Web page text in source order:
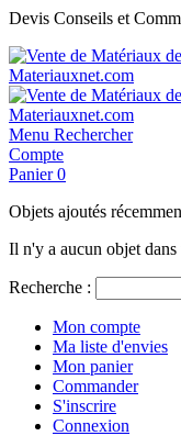
Devis Conseils et
Menu Rechercher
Compte
Panier 0
Objets ajoutés
Il n'y a aucun objet dans
Recherche :
Mon compte
Ma liste d'envies
Mon panier
Commander
S'inscrire
Connexion